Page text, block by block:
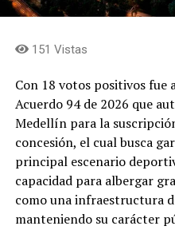
A esta inversión se suman
Gobernación para ampliar
adquirir ayudas
Protección Social para el
desarrollar actividades
funcionalidad que
participación y el
Educación
151 Vistas
Con 18 votos positivos fue
Acuerdo 94 de 2026 que
Medellín para la
concesión, el cual busca
principal escenario
capacidad para albergar
como una infraestructura
manteniendo su carácter